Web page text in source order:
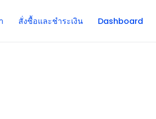
สั่งซื้อและชำระเงิน Dashboard